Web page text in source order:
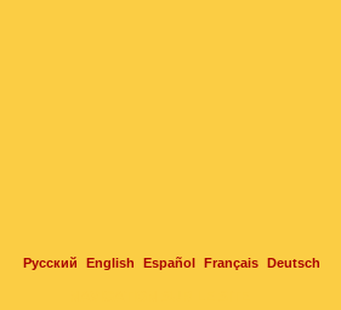
Русский English Español Français Deutsch